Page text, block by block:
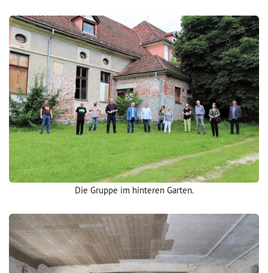
Die Gruppe im hinteren Garten.